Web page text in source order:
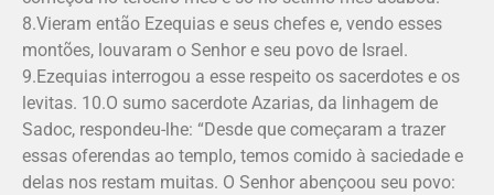
8.Vieram então Ezequias e seus chefes e, vendo esses
montões, louvaram o Senhor e seu povo de Israel.
9.Ezequias interrogou a esse respeito os sacerdotes e os
levitas. 10.O sumo sacerdote Azarias, da linhagem de
Sadoc, respondeu-lhe: “Desde que começaram a trazer
essas oferendas ao templo, temos comido à saciedade e
delas nos restam muitas. O Senhor abençoou seu povo: